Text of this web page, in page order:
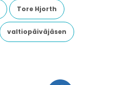
Tore Hjorth
valtiopäiväjäsen